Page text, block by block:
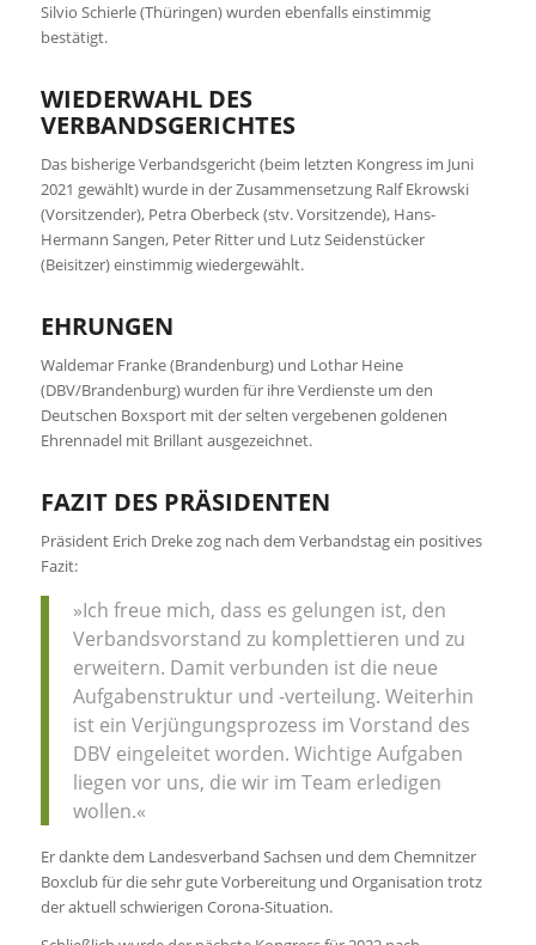
Silvio Schierle (Thüringen) wurden ebenfalls einstimmig
bestätigt.
WIEDERWAHL DES
VERBANDSGERICHTES
Das bisherige Verbandsgericht (beim letzten Kongress im Juni
2021 gewählt) wurde in der Zusammensetzung Ralf Ekrowski
(Vorsitzender), Petra Oberbeck (stv. Vorsitzende), Hans-
Hermann Sangen, Peter Ritter und Lutz Seidenstücker
(Beisitzer) einstimmig wiedergewählt.
EHRUNGEN
Waldemar Franke (Brandenburg) und Lothar Heine
(DBV/Brandenburg) wurden für ihre Verdienste um den
Deutschen Boxsport mit der selten vergebenen goldenen
Ehrennadel mit Brillant ausgezeichnet.
FAZIT DES PRÄSIDENTEN
Präsident Erich Dreke zog nach dem Verbandstag ein positives
Fazit:
»Ich freue mich, dass es gelungen ist, den
Verbandsvorstand zu komplettieren und zu
erweitern. Damit verbunden ist die neue
Aufgabenstruktur und -verteilung. Weiterhin
ist ein Verjüngungsprozess im Vorstand des
DBV eingeleitet worden. Wichtige Aufgaben
liegen vor uns, die wir im Team erledigen
wollen.«
Er dankte dem Landesverband Sachsen und dem Chemnitzer
Boxclub für die sehr gute Vorbereitung und Organisation trotz
der aktuell schwierigen Corona-Situation.